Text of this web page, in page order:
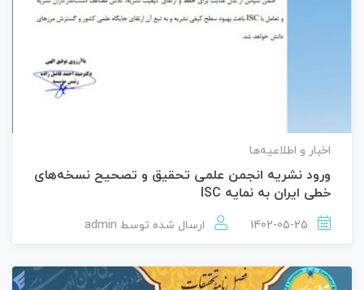
اخبار و اطلاعیه‌ها
ورود نشریه انجمن علمی تحقیق و تصحیح نسخه‌های
خطی ایران به نمایه ISC
ارسال شده توسط admin